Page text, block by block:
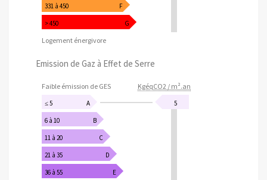
331 à 450 F
> 450 G
Logement énergivore
Emission de Gaz à Effet de Serre
Faible émission de GES KgéqCO2 / m².an
≤ 5 A
6 à 10 B
11 à 20 C
21 à 35 D
36 à 55 E
5